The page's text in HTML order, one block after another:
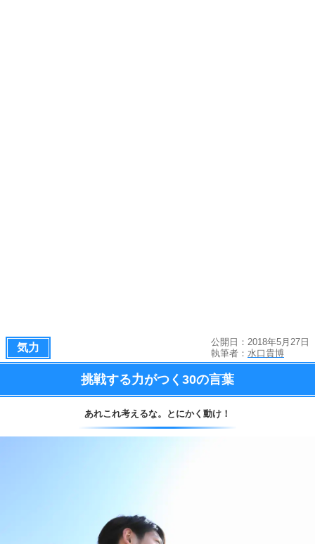
気力
公開日：2018年5月27日
執筆者： 水口貴博
挑戦する力がつく 30の言葉
あれこれ考えるな。 とにかく動け！